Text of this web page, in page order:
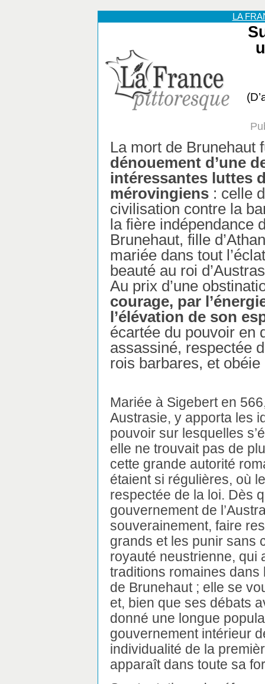
LA
La mort de Brunehaut
dénouement d’une
intéressantes luttes
mérovingiens : celle
civilisation contre la
la fière indépendance
Brunehaut, fille
mariée dans tout
beauté au roi
Au prix d’une
courage, par
l’élévation de son
écartée du pouvoir en
assassiné, respectée
rois barbares, et
Mariée à Sigebert en
Austrasie, y apporta les
pouvoir sur lesquelles
elle ne trouvait pas de
cette grande autorité
étaient si régulières, où
respectée de la loi. Dès
gouvernement de
souverainement, faire
grands et les punir sans
royauté neustrienne, qui
traditions romaines dans
de Brunehaut ; elle se
et, bien que ses débats
donné une longue
gouvernement intérieur
individualité de la
apparaît dans toute sa